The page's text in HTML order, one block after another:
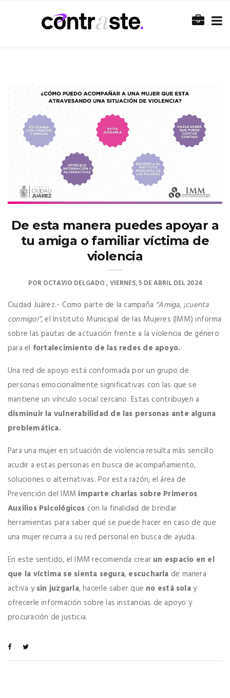
De esta manera puedes apoyar a
tu amiga o familiar víctima de
violencia
POROCTAVIO DELGADO VIERNES, 5 DE ABRIL DEL 2024
Ciudad Juárez.- Como parte de la campaña “Amiga, ¡cuenta
conmigo!”, el Instituto Municipal de las Mujeres (IMM) informa
sobre las pautas de actuación frente a la violencia de género
para el fortalecimiento de las redes de apoyo.
Una red de apoyo está conformada por un grupo de
personas emocionalmente significativas con las que se
mantiene un vínculo social cercano. Estas contribuyen a
disminuir la vulnerabilidad de las personas ante alguna
problemática.
Para una mujer en situación de violencia resulta más sencillo
acudir a estas personas en busca de acompañamiento,
soluciones o alternativas. Por esta razón, el área de
Prevención del IMM imparte charlas sobre Primeros
Auxilios Psicológicos con la finalidad de brindar
herramientas para saber qué se puede hacer en caso de que
una mujer recurra a su red personal en busca de ayuda.
En este sentido, el IMM recomienda crear un espacio en el
que la víctima se sienta segura, escucharla de manera
activa ysin juzgarla, hacerle saber que no está solay
ofrecerle información sobre las instancias de apoyo y
procuración de justicia.